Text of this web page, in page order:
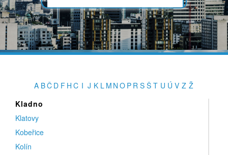
A BČ D F H C I J K L M N O P R S Š T U Ú V Z Ž
Jílové u Prahy
Jindřichův Hradec
K
Kamenice nad Lipou
Karlovy Vary
Kladno
Klatovy
Kobeřice
Kolín